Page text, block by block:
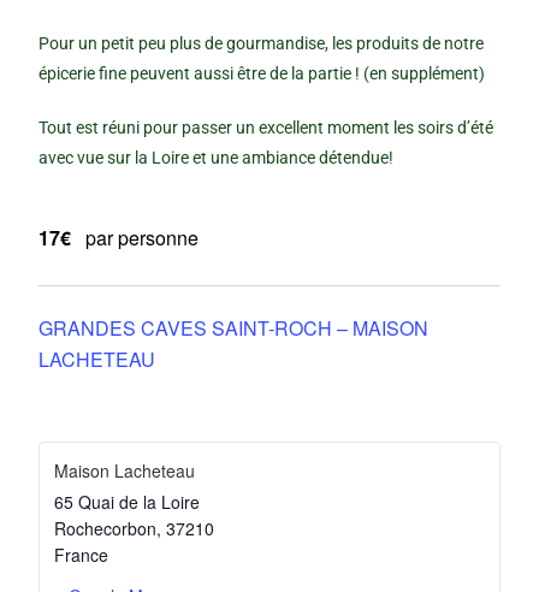
Pour un petit peu plus de gourmandise, les produits de notre
épicerie fine peuvent aussi être de la partie ! (en supplément)
Tout est réuni pour passer un excellent moment les soirs d’été
avec vue sur la Loire et une ambiance détendue!
17€ par personne
GRANDES CAVES SAINT-ROCH – MAISON
LACHETEAU
Maison Lacheteau
65 Quai de la Loire
Rochecorbon, 37210
France